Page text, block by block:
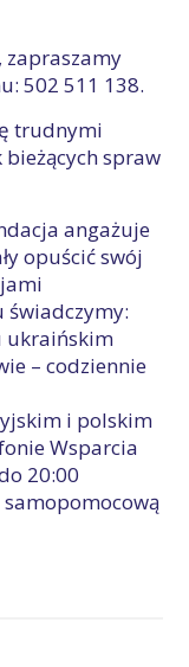
zapraszamy
502 511 138.
trudnymi
spraw
angażuje
opuścić swój
ukraińskim
– codziennie
i polskim
Wsparcia
20:00